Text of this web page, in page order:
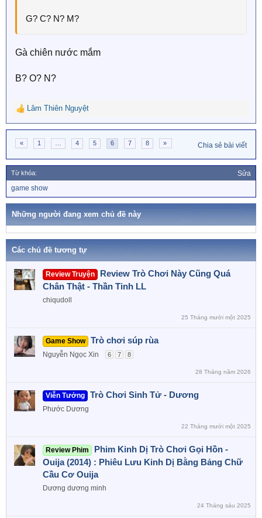
G? C? N? M?
Gà chiên nước mắm
B? O? N?
R
e
i
o
n
s
Lâm Thiên Nguyệt
« 1 4 5 6 7 8 » Chia sẻ bài viết
Từ khóa: Sửa
ừ
k
game show
Những người đang xem chủ đề này
Các chủ đề tương tự
Review Truyện
Review Trò Chơi Này Cũng Quá
Chân Thật - Thần Tinh LL
chiqudoll
25 Tháng mười một 2025
Game Show Trò chơi súp rùa
Nguyễn Ngọc Xin 6 7 8
28 Tháng năm 2026
Viễn Tưởng Trò Chơi Sinh Tử - Dương
Phước Dương
22 Tháng mười một 2025
Review Phim
Phim Kinh Dị Trò Chơi Gọi Hồn -
Ouija (2014) : Phiêu Lưu Kinh Dị Bằng Bảng Chữ
Cầu Cơ Ouija
Dương dương minh
24 Tháng sáu 2025